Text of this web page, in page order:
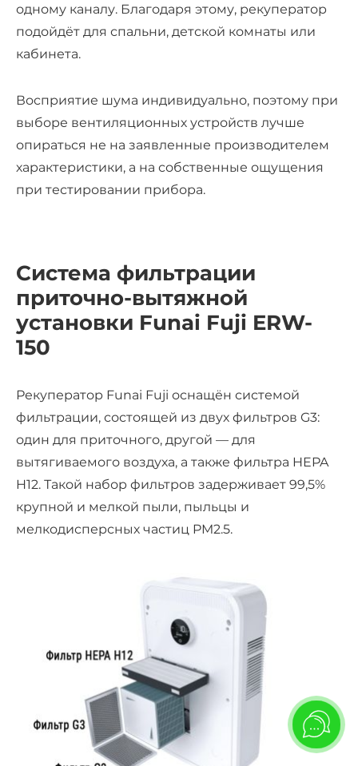
одному каналу. Благодаря этому, рекуператор
подойдёт для спальни, детской комнаты или
кабинета.
Восприятие шума индивидуально, поэтому при
выборе вентиляционных устройств лучше
опираться не на заявленные производителем
характеристики, а на собственные ощущения
при тестировании прибора.
Система фильтрации
приточно-вытяжной
установки Funai Fuji ERW-
150
Рекуператор Funai Fuji оснащён системой
фильтрации, состоящей из двух фильтров G3:
один для приточного, другой — для
вытягиваемого воздуха, а также фильтра HEPA
H12. Такой набор фильтров задерживает 99,5%
крупной и мелкой пыли, пыльцы и
мелкодисперсных частиц PM2.5.